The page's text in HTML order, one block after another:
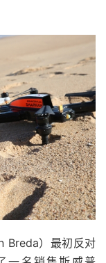
Breda）最初反对